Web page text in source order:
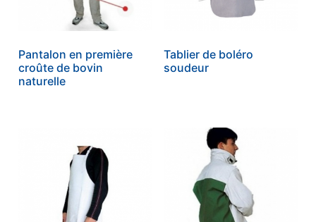
Pantalon en première
croûte de bovin
naturelle
Tablier de boléro
soudeur